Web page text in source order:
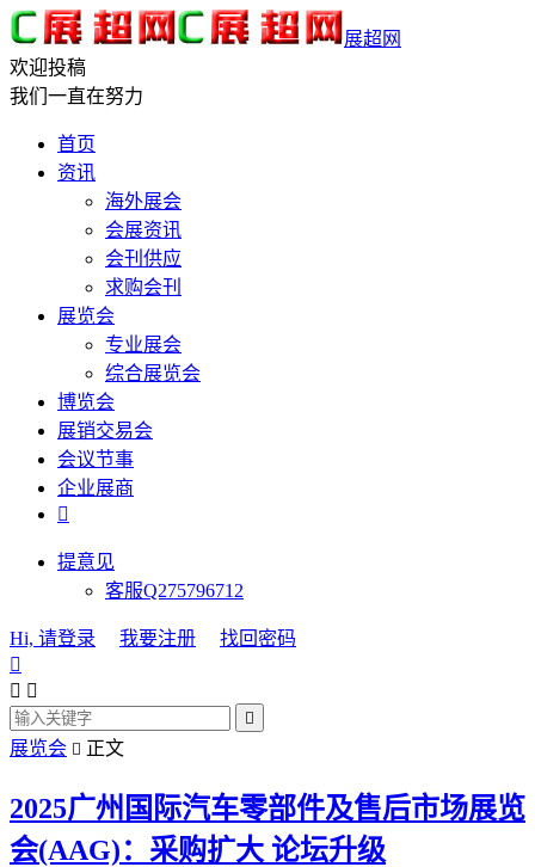
展超网
欢迎投稿
我们一直在努力
首页
资讯
海外展会
会展资讯
会刊供应
求购会刊
展览会
专业展会
综合展览会
博览会
展销交易会
会议节事
企业展商

提意见
客服Q275796712
Hi, 请登录 我要注册
找回密码

 

展览会  正文
2025广州国际汽车零部件及售后市场展览
会(AAG)：采购扩大 论坛升级